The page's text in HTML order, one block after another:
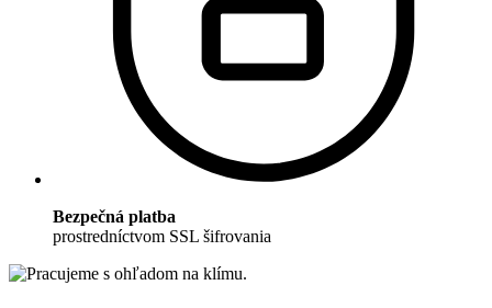
Bezpečná platba
prostredníctvom SSL šifrovania